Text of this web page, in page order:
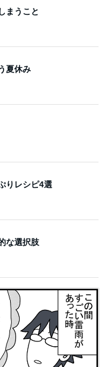
まうこと
夏休み
りレシピ4選
な選択肢